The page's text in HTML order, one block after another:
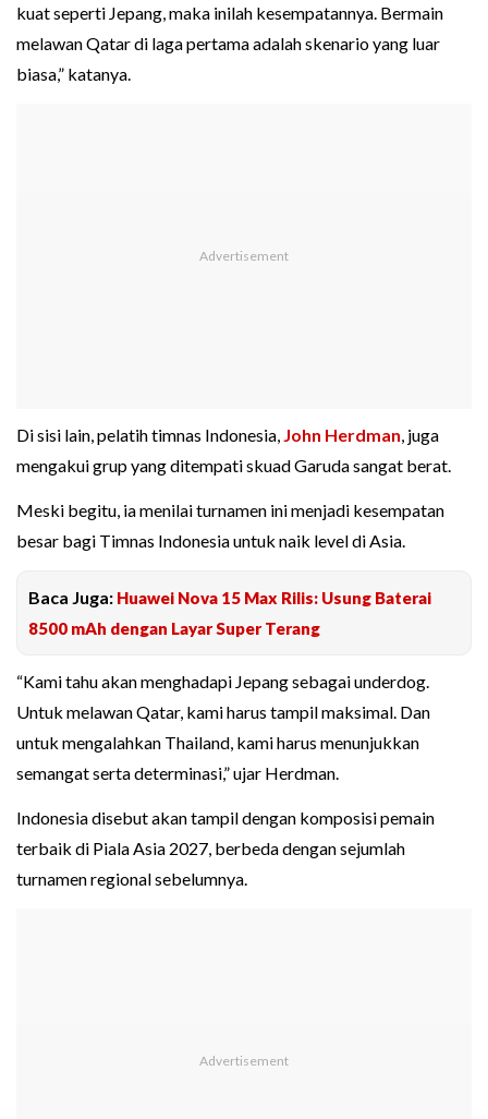
kuat seperti Jepang, maka inilah kesempatannya. Bermain
melawan Qatar di laga pertama adalah skenario yang luar
biasa,” katanya.
Di sisi lain, pelatih timnas Indonesia, John Herdman , juga
mengakui grup yang ditempati skuad Garuda sangat berat.
Meski begitu, ia menilai turnamen ini menjadi kesempatan
besar bagi Timnas Indonesia untuk naik level di Asia.
Baca Juga: Huawei Nova 15 Max Rilis: Usung Baterai
8500 mAh dengan Layar Super Terang
“Kami tahu akan menghadapi Jepang sebagai underdog.
Untuk melawan Qatar, kami harus tampil maksimal. Dan
untuk mengalahkan Thailand, kami harus menunjukkan
semangat serta determinasi,” ujar Herdman.
Indonesia disebut akan tampil dengan komposisi pemain
terbaik di Piala Asia 2027, berbeda dengan sejumlah
turnamen regional sebelumnya.